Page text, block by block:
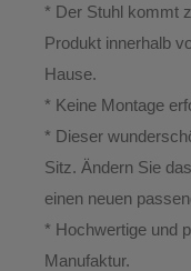
* Der Stuhl kommt
Produkt innerhalb
Hause.
* Keine Montage
* Dieser
Sitz. Ändern Sie
einen neuen
* Hochwertige und
Manufaktur.